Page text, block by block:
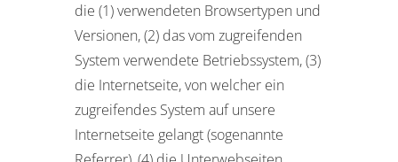
die (1) verwendeten Browsertypen und
Versionen, (2) das vom zugreifenden
System verwendete Betriebssystem, (3)
die Internetseite, von welcher ein
zugreifendes System auf unsere
Internetseite gelangt (sogenannte